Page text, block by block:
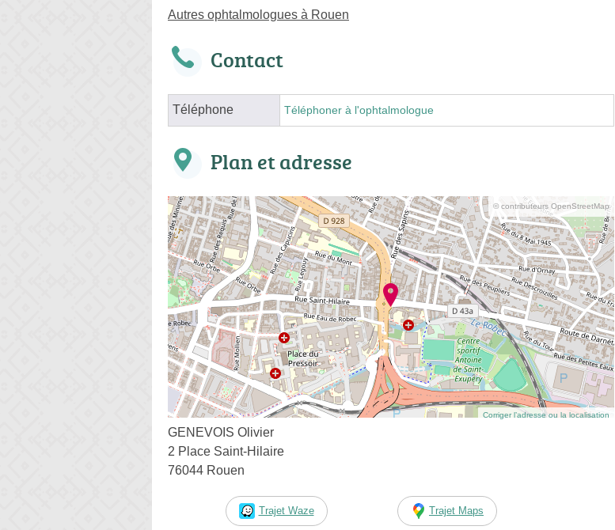
Autres ophtalmologues à Rouen
Contact
Téléphone Téléphoner à l'ophtalmologue
Plan et adresse
© contributeurs OpenStreetMap
Corriger l’adresse ou la localisation
GENEVOIS Olivier
2 Place Saint-Hilaire
76044 Rouen
Trajet Waze Trajet Maps